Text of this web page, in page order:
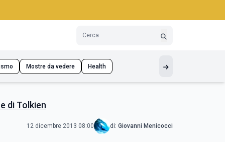
Mostre da vedere Health
di Tolkien
12 dicembre 2013 08:00 di: Giovanni Menicocci